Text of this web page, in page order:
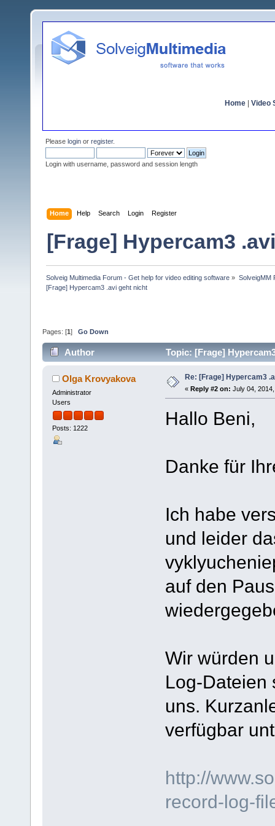
Home Video
Please login or register.
Login with username, password and session length
Home Help Search Login Register
[Frage] Hypercam3
Solveig Multimedia Forum - Get help for video editing software » SolveigMM
[Frage] Hypercam3 .avi geht nicht
Pages: [1 ] Go Down
Author Topic: [Frage]
Olga Krovyakova
Administrator
Users
Posts: 1222
Re: [Frage] Hypercam3
« Reply #2 on: July 04,
Hallo Beni,
Danke für
Ich habe
und leider
auf den
Wir würden
Log-Dateien
uns.
verfügbar
http://
record-log-